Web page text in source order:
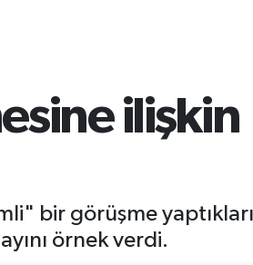
ilişkin
bir görüşme
örnek verdi.